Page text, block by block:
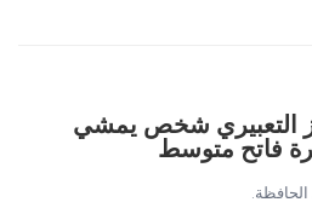
التعبيري شخص يمشي
فاتح متوسط